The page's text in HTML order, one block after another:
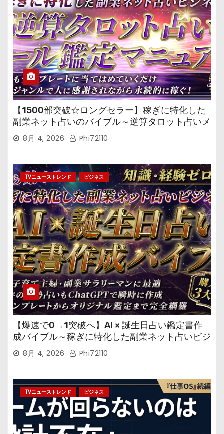
【1500部突破☆ロングセラー】稼ぎに特化した
副業ネット占いのバイブル～逆算タロット占いメ
ール鑑定マニュアル～
8月 4, 2026 Phi72110
TVニューストレンド ビジネス
【爆速で0→1突破へ】AI × 誕生日占い鑑定書作
成バイブル～稼ぎに特化した副業ネット占いビジ
ネス8月 4, 2026 Phi72110
TVニューストレンド ビジネス